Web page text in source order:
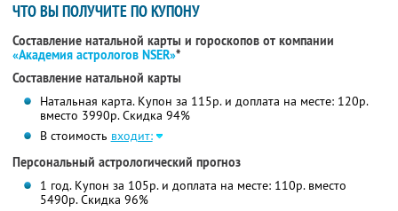
ЧТО ВЫ ПОЛУЧИТЕ ПО КУПОНУ
Составление натальной карты и гороскопов от компании
«Академия астрологов NSER»*
Составление натальной карты
Натальная карта. Купон за 115р. и доплата на месте: 120р.
вместо 3990р. Скидка 94%
В стоимость входит:
Персональный астрологический прогноз
1 год. Купон за 105р. и доплата на месте: 110р. вместо
5490р. Скидка 96%